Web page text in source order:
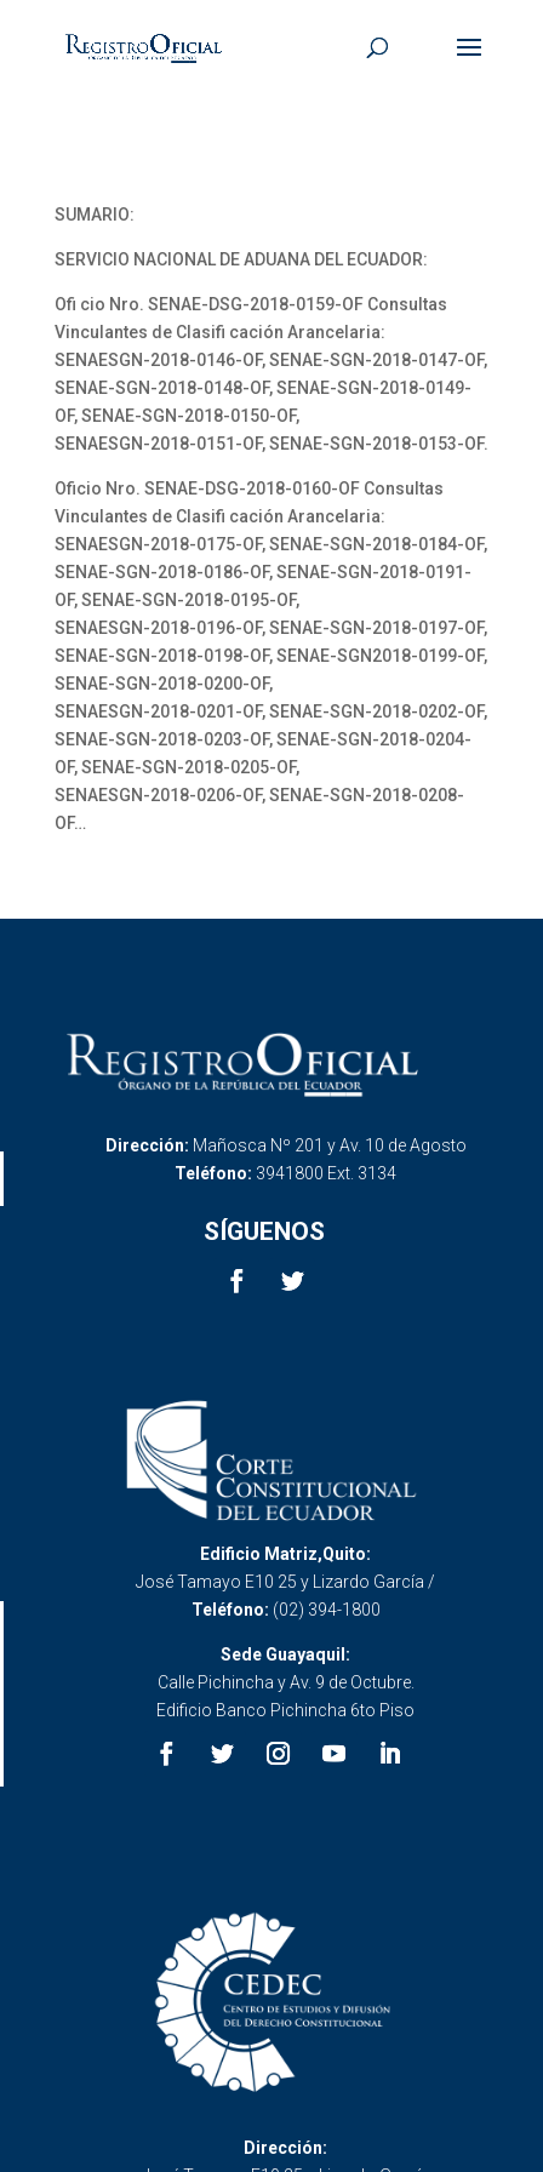
SUMARIO:
SERVICIO NACIONAL DE ADUANA DEL ECUADOR:
Ofi cio Nro. SENAE-DSG-2018-0159-OF Consultas
Vinculantes de Clasifi cación Arancelaria:
SENAESGN-2018-0146-OF, SENAE-SGN-2018-0147-OF,
SENAE-SGN-2018-0148-OF, SENAE-SGN-2018-0149-
OF, SENAE-SGN-2018-0150-OF,
SENAESGN-2018-0151-OF, SENAE-SGN-2018-0153-OF.
Oficio Nro. SENAE-DSG-2018-0160-OF Consultas
Vinculantes de Clasifi cación Arancelaria:
SENAESGN-2018-0175-OF, SENAE-SGN-2018-0184-OF,
SENAE-SGN-2018-0186-OF, SENAE-SGN-2018-0191-
OF, SENAE-SGN-2018-0195-OF,
SENAESGN-2018-0196-OF, SENAE-SGN-2018-0197-OF,
SENAE-SGN-2018-0198-OF, SENAE-SGN2018-0199-OF,
SENAE-SGN-2018-0200-OF,
SENAESGN-2018-0201-OF, SENAE-SGN-2018-0202-OF,
SENAE-SGN-2018-0203-OF, SENAE-SGN-2018-0204-
OF, SENAE-SGN-2018-0205-OF,
SENAESGN-2018-0206-OF, SENAE-SGN-2018-0208-
OF…
Dirección: Mañosca Nº 201 y Av. 10 de Agosto
Teléfono: 3941800 Ext. 3134
SÍGUENOS
Edificio Matriz,Quito:
José Tamayo E10 25 y Lizardo García /
Teléfono: (02) 394-1800
Sede Guayaquil:
Calle Pichincha y Av. 9 de Octubre.
Edificio Banco Pichincha 6to Piso
Dirección: